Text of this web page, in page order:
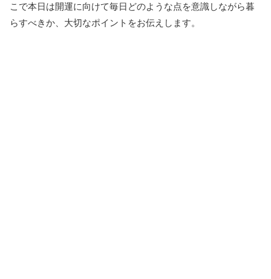
こで本日は開運に向けて毎日どのような点を意識しながら暮
らすべきか、大切なポイントをお伝えします。